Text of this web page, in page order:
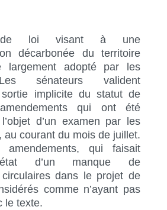
loi visant à une
décarbonée du territoire
largement adopté par les
sénateurs valident
implicite du statut de
qui ont été
d’un examen par les
au courant du mois de juillet.
amendements, qui faisait
état d’un manque de
circulaires dans le projet de
comme n’ayant pas
le texte.